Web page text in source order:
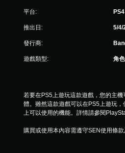
平台: PS4
推出日: 5/4/
發行商:
遊戲類型: 角
若要在PS5上遊玩這款遊戲，您的主
體。雖然這款遊戲可以在PS5上遊玩
上可以使用的機能。詳情請參閱
購買或使用本內容需遵守SEN使用條款